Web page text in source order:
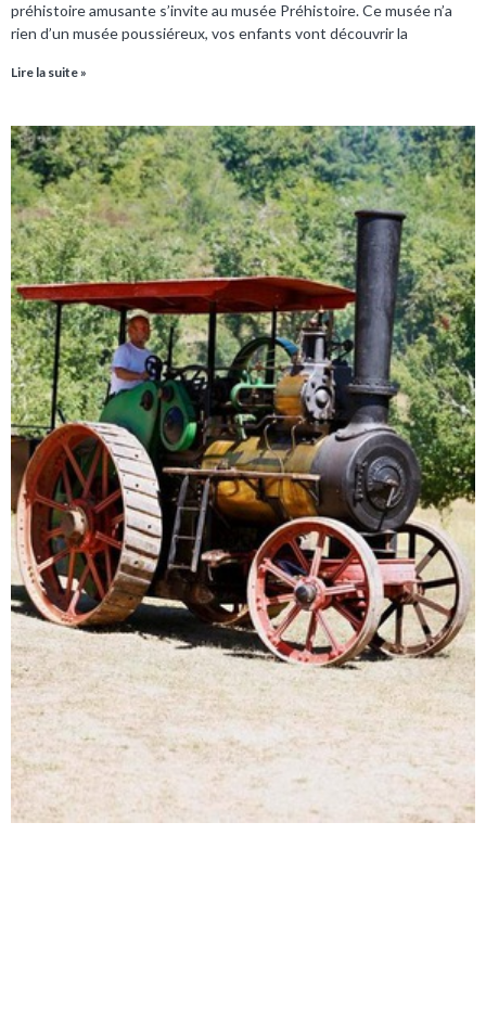
préhistoire amusante s’invite au musée Préhistoire. Ce musée n’a
rien d’un musée poussiéreux, vos enfants vont découvrir la
Lire la suite »